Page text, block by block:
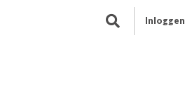
Inloggen